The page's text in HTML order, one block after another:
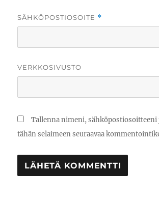
SÄHKÖPOSTIOSOITE *
VERKKOSIVUSTO
Tallenna nimeni, sähköpostiosoitteeni
tähän selaimeen seuraavaa